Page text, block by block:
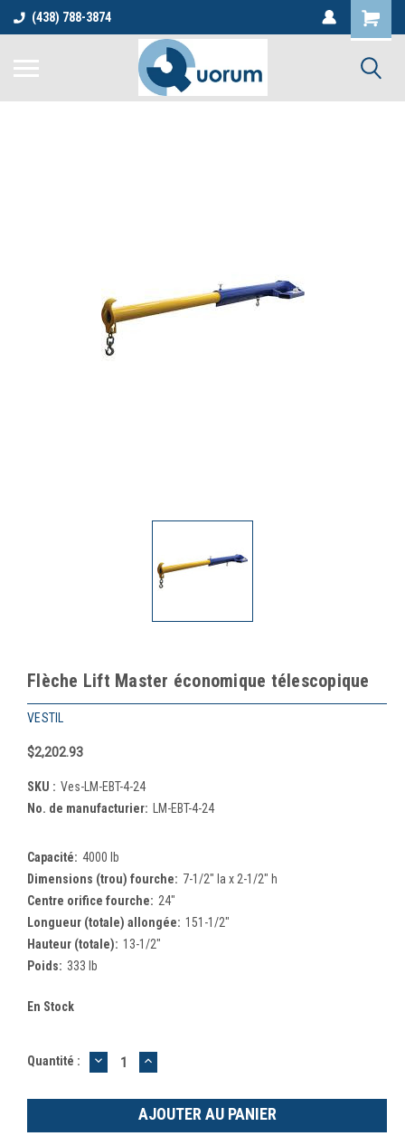
(438) 788-3874
Flèche Lift Master économique télescopique
VESTIL
$2,202.93
SKU : Ves-LM-EBT-4-24
No. de manufacturier:
LM-EBT-4-24
Capacité: 4000 lb
Dimensions (trou) fourche: 7-1/2" la x 2-1/2" h
Centre orifice fourche: 24"
Longueur (totale) allongée: 151-1/2"
Hauteur (totale): 13-1/2"
Poids: 333 lb
En Stock
Quantité : DIMINUER
LA
:
AUGMENTER
LA
: